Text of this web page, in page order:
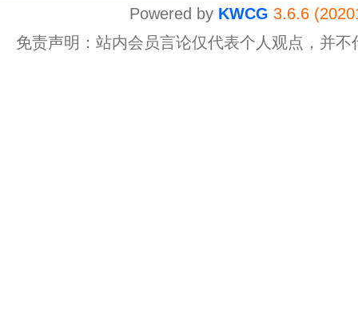
Powered by KWCG 3.6.6
免责声明：站内会员言论仅代表个人观点，并